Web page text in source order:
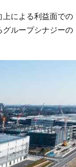
による利益面での
ループシナジーの